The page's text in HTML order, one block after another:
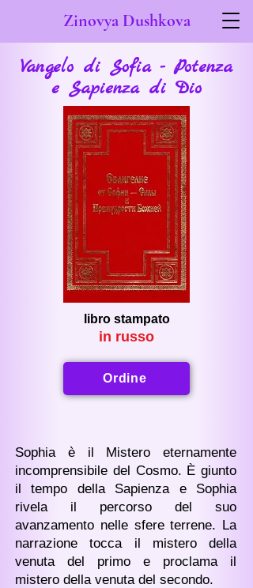
Zinovya Dushkova
Vangelo di Sofia - Potenza
e Sapienza di Dio
libro stampato
in russo
Ordine
Sophia è il Mistero eternamente
incomprensibile del Cosmo. È giunto
il tempo della Sapienza e Sophia
rivela il percorso del suo
avanzamento nelle sfere terrene. La
narrazione tocca il mistero della
venuta del primo e proclama il
mistero della venuta del secondo.